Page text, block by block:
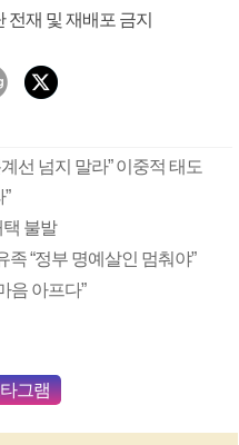
전재 및 재배포 금지
선 넘지 말라” 이중적 태도
택 불발
족 “정부 명예살인 멈춰야”
음 아프다”
그램